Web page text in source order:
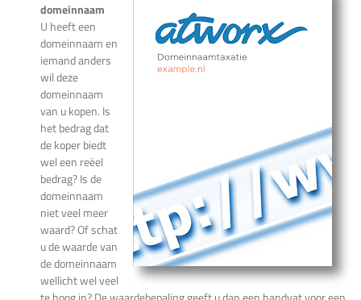
domeinnaam
U heeft een
domeinnaam en
iemand anders
wil deze
domeinnaam
van u kopen. Is
het bedrag dat
de koper biedt
wel een reëel
bedrag? Is de
domeinnaam
niet veel meer
waard? Of schat
u de waarde van
de domeinnaam
wellicht wel veel